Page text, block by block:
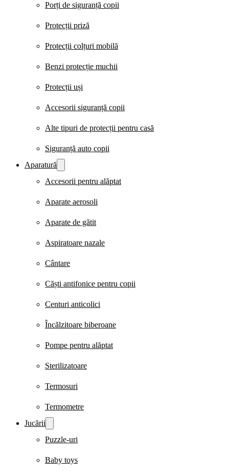
Porți de siguranță copii
Protecții priză
Protecții colțuri mobilă
Benzi protecție muchii
Protecții uși
Accesorii siguranță copii
Alte tipuri de protecții pentru casă
Siguranță auto copii
Aparatură
Accesorii pentru alăptat
Aparate aerosoli
Aparate de gătit
Aspiratoare nazale
Cântare
Căști antifonice pentru copii
Centuri anticolici
Încălzitoare biberoane
Pompe pentru alăptat
Sterilizatoare
Termosuri
Termometre
Jucării
Puzzle-uri
Baby toys